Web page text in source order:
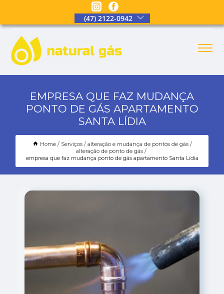
(47) 2122-0942
EMPRESA QUE FAZ MUDANÇA
PONTO DE GÁS APARTAMENTO
SANTA LÍDIA
Home Serviços
alteração e mudança de pontos de gás
alteração de ponto de gás
empresa que faz mudança ponto de gás apartamento Santa Lídia